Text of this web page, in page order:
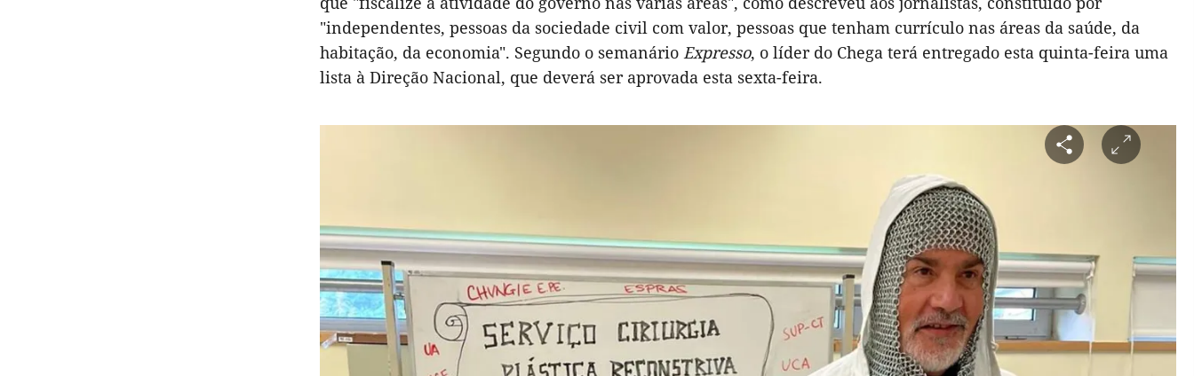
"independentes, pessoas da sociedade civil com valor, pessoas que tenham currículo nas áreas da saúde, da
habitação, da economia". Segundo o semanário Expresso, o líder do Chega terá entregado esta quinta-feira uma
lista à Direção Nacional, que deverá ser aprovada esta sexta-feira.